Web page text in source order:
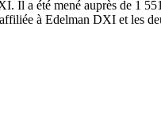
Il a été mené auprès de 1
à Edelman DXI et les